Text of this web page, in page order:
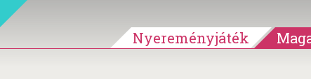
Nyereményjáték